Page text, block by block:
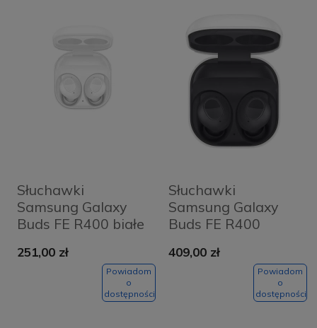
Słuchawki
Samsung Galaxy
Buds FE R400 białe
251,00 zł
Powiadom
o
dostępności
Słuchawki
Samsung Galaxy
Buds FE R400
Graphite
409,00 zł
Powiadom
o
dostępności